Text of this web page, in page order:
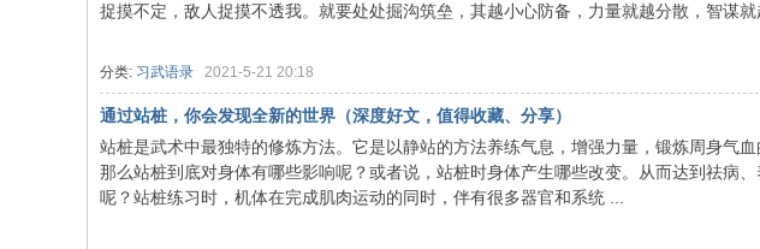
捉摸不定，敌人捉摸不透我。就要处处掘沟筑垒，其越小心防备，力量就越分散，智谋就
分类: 习武语录 2021-5-21 20:18
通过站桩，你会发现全新的世界（深度好文，值得收藏、分享）
站桩是武术中最独特的修炼方法。它是以静站的方法养练气息，增强力量，锻炼周身气
那么站桩到底对身体有哪些影响呢？或者说，站桩时身体产生哪些改变。从而达到祛病
呢？站桩练习时，机体在完成肌肉运动的同时，伴有很多器官和系统 ...